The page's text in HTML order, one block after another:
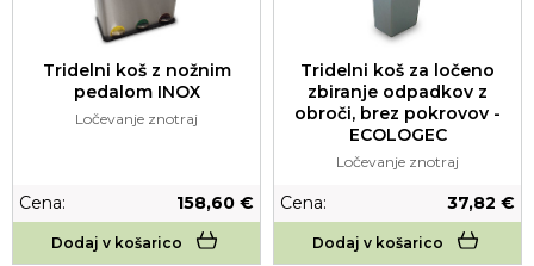
Tridelni koš z nožnim
pedalom INOX
Ločevanje znotraj
Cena: 158,60 €
Dodaj v košarico
Tridelni koš za ločeno
zbiranje odpadkov z
obroči, brez pokrovov -
ECOLOGEC
Ločevanje znotraj
Cena: 37,82 €
Dodaj v košarico